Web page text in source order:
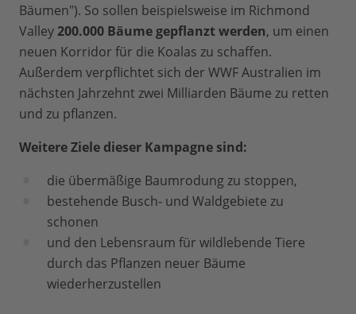
Bäumen"). So sollen beispielsweise im Richmond
Valley200.000 Bäume gepflanzt werden, um einen
neuen Korridor für die Koalas zu schaffen.
Außerdem verpflichtet sich der WWF Australien im
nächsten Jahrzehnt zwei Milliarden Bäume zu retten
und zu pflanzen.
Weitere Ziele dieser Kampagne sind:
die übermäßige Baumrodung zu stoppen,
bestehende Busch- und Waldgebiete zu
schonen
und den Lebensraum für wildlebende Tiere
durch das Pflanzen neuer Bäume
wiederherzustellen